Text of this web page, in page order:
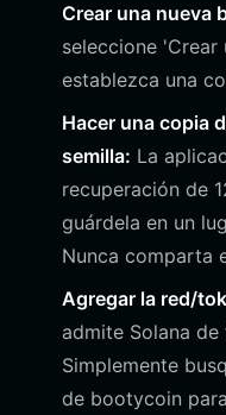
Crear una nueva
seleccione 'Crear
establezca una
Hacer una copia
semilla: La
recuperación de
guárdela en un
Nunca comparta
Agregar la red/
admite Solana
Simplemente
de bootycoin